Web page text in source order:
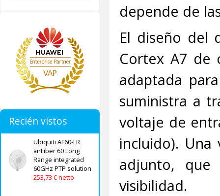
Recién vistos
Ubiquiti AF60-LR
airFiber 60 Long
Range integrated
60GHz PTP solution
253,73 € netto
depende de
El diseño del
Cortex A7 de
adaptada
suministra a
voltaje de
incluido). Una
adjunto,
visibilidad.